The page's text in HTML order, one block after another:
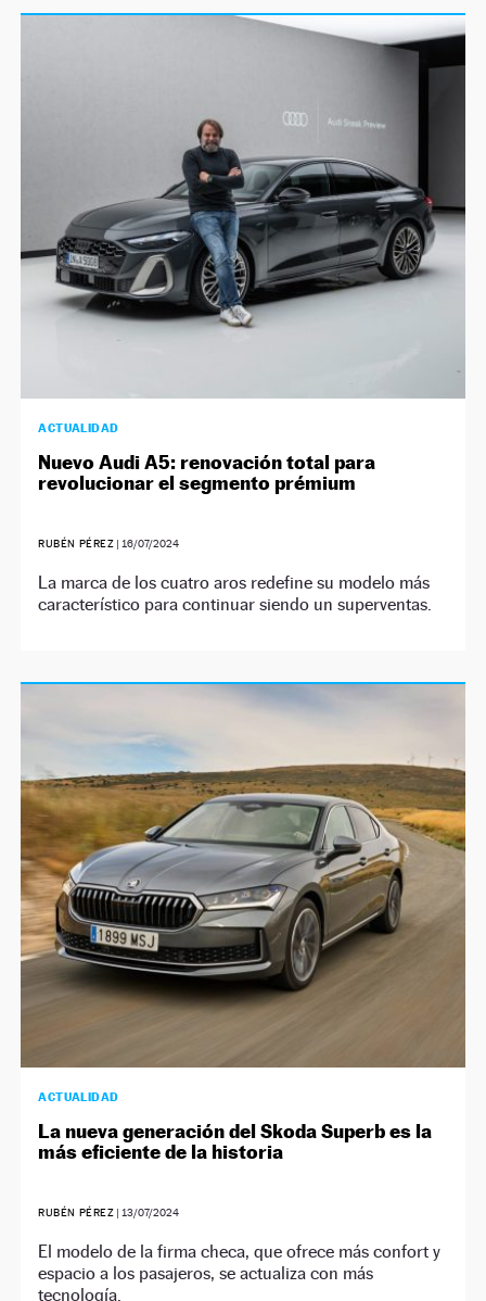
ACTUALIDAD
Nuevo Audi A5: renovación total para
revolucionar el segmento prémium
RUBÉN PÉREZ | 16/07/2024
La marca de los cuatro aros redefine su modelo más
característico para continuar siendo un superventas.
ACTUALIDAD
La nueva generación del Skoda Superb es la
más eficiente de la historia
RUBÉN PÉREZ |13/07/2024
El modelo de la firma checa, que ofrece más confort y
espacio a los pasajeros, se actualiza con más
tecnología.